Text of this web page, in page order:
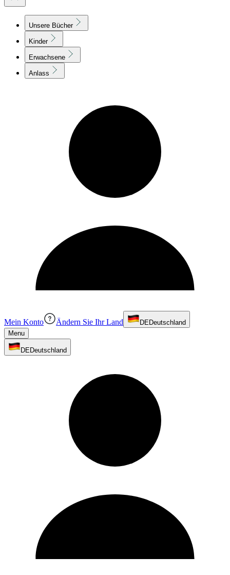
Unsere Bücher
Kinder
Erwachsene
Anlass
Mein Konto Ändern Sie Ihr Land DE Deutschland
Menu
DE Deutschland